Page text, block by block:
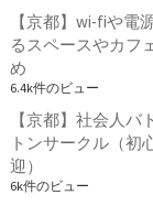
【京都】wi-fiや電
るスペースやカフ
め
6.4k件のビュー
【京都】社会人バ
トンサークル（初
迎）
6k件のビュー